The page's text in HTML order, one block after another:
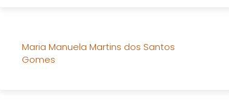
Maria Manuela Martins dos Santos
Gomes